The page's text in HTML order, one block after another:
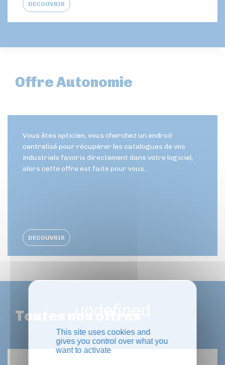
DÉCOUVRIR
Offre Autonomie
Vous êtes opticien, vous cherchez un endroit
centralisé pour récupérer les catalogues de vos
industriels favoris directement dans votre logiciel,
alors cette offre est faite pour vous...
DÉCOUVRIR
Toutes nos offres
This site uses cookies and
gives you control over what you
want to activate